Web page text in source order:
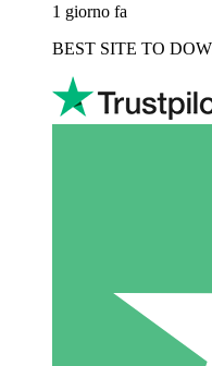
1 giorno fa
BEST SITE TO